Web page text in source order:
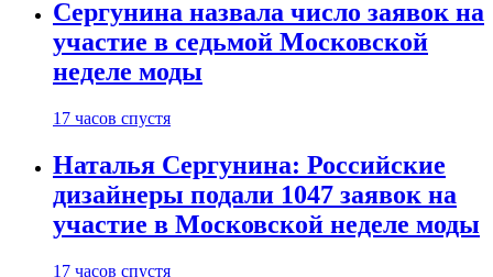
Сергунина назвала число заявок на
участие в седьмой Московской
неделе моды
17 часов спустя
Наталья Сергунина: Российские
дизайнеры подали 1047 заявок на
участие в Московской неделе моды
17 часов спустя